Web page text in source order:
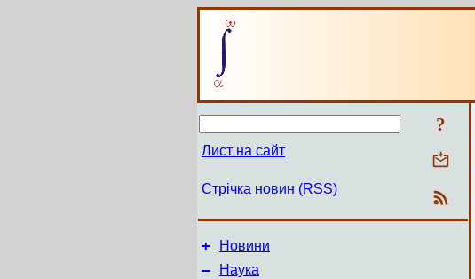
?
Лист на сайт
Стрічка новин (RSS)
+ Новини
–
Наука